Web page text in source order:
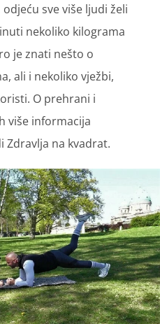
sve više ljudi želi
nekoliko kilograma
je znati nešto o
ali i nekoliko vježbi,
O prehrani i
više informacija
Zdravlja na kvadrat.